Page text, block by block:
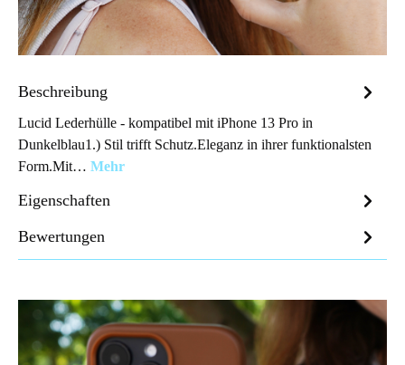
Beschreibung
Lucid Lederhülle - kompatibel mit iPhone 13 Pro in
Dunkelblau1.) Stil trifft Schutz.Eleganz in ihrer funktionalsten
Form.Mit… Mehr
Eigenschaften
Bewertungen